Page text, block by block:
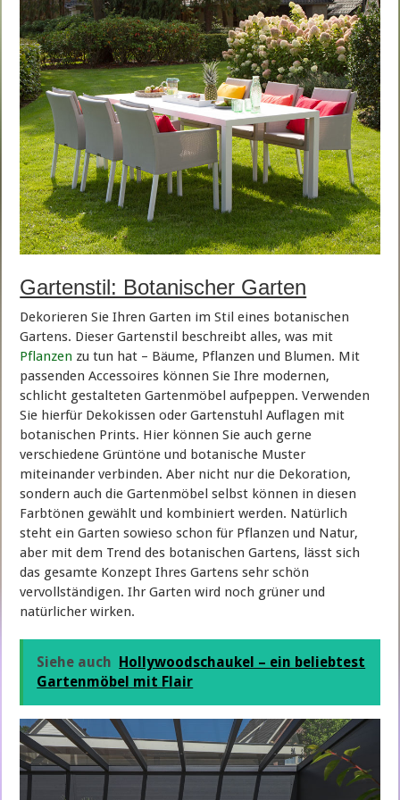
Gartenstil: Botanischer Garten
Dekorieren Sie Ihren Garten im Stil eines botanischen
Gartens. Dieser Gartenstil beschreibt alles, was mit
Pflanzen zu tun hat – Bäume, Pflanzen und Blumen. Mit
passenden Accessoires können Sie Ihre modernen,
schlicht gestalteten Gartenmöbel aufpeppen. Verwenden
Sie hierfür Dekokissen oder Gartenstuhl Auflagen mit
botanischen Prints. Hier können Sie auch gerne
verschiedene Grüntöne und botanische Muster
miteinander verbinden. Aber nicht nur die Dekoration,
sondern auch die Gartenmöbel selbst können in diesen
Farbtönen gewählt und kombiniert werden. Natürlich
steht ein Garten sowieso schon für Pflanzen und Natur,
aber mit dem Trend des botanischen Gartens, lässt sich
das gesamte Konzept Ihres Gartens sehr schön
vervollständigen. Ihr Garten wird noch grüner und
natürlicher wirken.
Siehe auch Hollywoodschaukel – ein beliebtest
Gartenmöbel mit Flair